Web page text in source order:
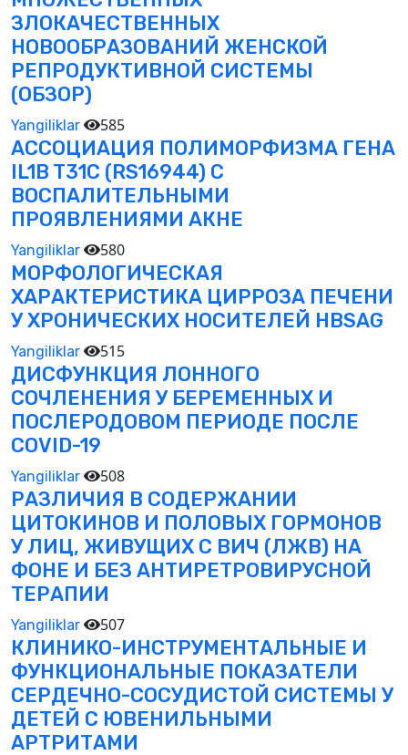
ЗЛОКАЧЕСТВЕННЫХ
НОВООБРАЗОВАНИЙ ЖЕНСКОЙ
РЕПРОДУКТИВНОЙ СИСТЕМЫ
(ОБЗОР)
Yangiliklar 585
АССОЦИАЦИЯ ПОЛИМОРФИЗМА ГЕНА
IL1B T31C (RS16944) С
ВОСПАЛИТЕЛЬНЫМИ
ПРОЯВЛЕНИЯМИ АКНЕ
Yangiliklar 580
МОРФОЛОГИЧЕСКАЯ
ХАРАКТЕРИСТИКА ЦИРРОЗА ПЕЧЕНИ
У ХРОНИЧЕСКИХ НОСИТЕЛЕЙ HBSAG
Yangiliklar 515
ДИСФУНКЦИЯ ЛОННОГО
СОЧЛЕНЕНИЯ У БЕРЕМЕННЫХ И
ПОСЛЕРОДОВОМ ПЕРИОДЕ ПОСЛЕ
COVID-19
Yangiliklar 508
РАЗЛИЧИЯ В СОДЕРЖАНИИ
ЦИТОКИНОВ И ПОЛОВЫХ ГОРМОНОВ
У ЛИЦ, ЖИВУЩИХ С ВИЧ (ЛЖВ) НА
ФОНЕ И БЕЗ АНТИРЕТРОВИРУСНОЙ
ТЕРАПИИ
Yangiliklar 507
КЛИНИКО-ИНСТРУМЕНТАЛЬНЫЕ И
ФУНКЦИОНАЛЬНЫЕ ПОКАЗАТЕЛИ
СЕРДЕЧНО-СОСУДИСТОЙ СИСТЕМЫ У
ДЕТЕЙ С ЮВЕНИЛЬНЫМИ
АРТРИТАМИ